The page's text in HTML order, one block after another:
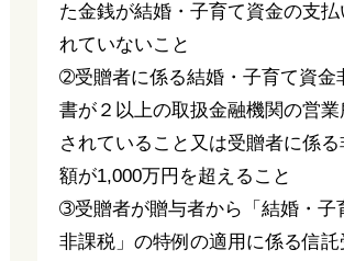
た金銭が結婚・子育て資金の支払
れていないこと
➁受贈者に係る結婚・子育て資金
書が２以上の取扱金融機関の営業
されていること又は受贈者に係る
額が1,000万円を超えること
➂受贈者が贈与者から「結婚・子
非課税」の特例の適用に係る信